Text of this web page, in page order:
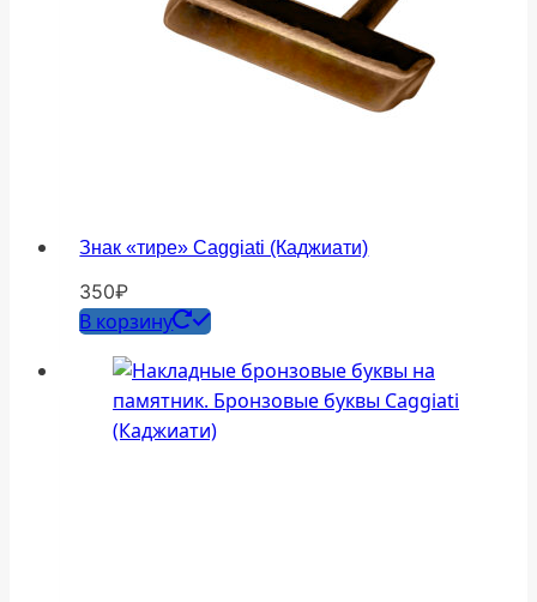
Знак «тире» Caggiati (Каджиати)
350₽
В корзину